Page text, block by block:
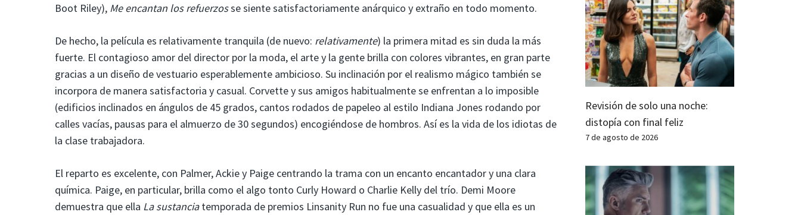
Boot Riley), Me encantan los refuerzosse siente satisfactoriamente anárquico y extraño en todo momento.
De hecho, la película es relativamente tranquila (de nuevo: relativamente) la primera mitad es sin duda la más
fuerte. El contagioso amor del director por la moda, el arte y la gente brilla con colores vibrantes, en gran parte
gracias a un diseño de vestuario esperablemente ambicioso. Su inclinación por el realismo mágico también se
incorpora de manera satisfactoria y casual. Corvette y sus amigos habitualmente se enfrentan a lo imposible
(edificios inclinados en ángulos de 45 grados, cantos rodados de papeleo al estilo Indiana Jones rodando por
calles vacías, pausas para el almuerzo de 30 segundos) encogiéndose de hombros. Así es la vida de los idiotas de
la clase trabajadora.
El reparto es excelente, con Palmer, Ackie y Paige centrando la trama con un encanto encantador y una clara
química. Paige, en particular, brilla como el algo tonto Curly Howard o Charlie Kelly del trío. Demi Moore
demuestra que ella La sustanciatemporada de premios Linsanity Run no fue una casualidad y que ella es un
Revisión de solo una noche:
distopía con final feliz
7 de agosto de 2026